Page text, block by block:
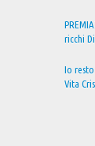
ricchi
Io resto
Vita